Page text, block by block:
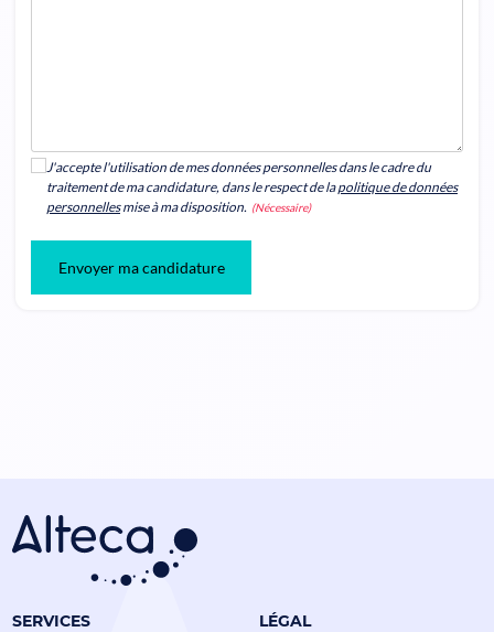
J'accepte l'utilisation de mes données personnelles dans le cadre du
traitement de ma candidature, dans le respect de lapolitique de données
personnellesmise à ma disposition. (Nécessaire)
Envoyer ma candidature
SERVICES LÉGAL